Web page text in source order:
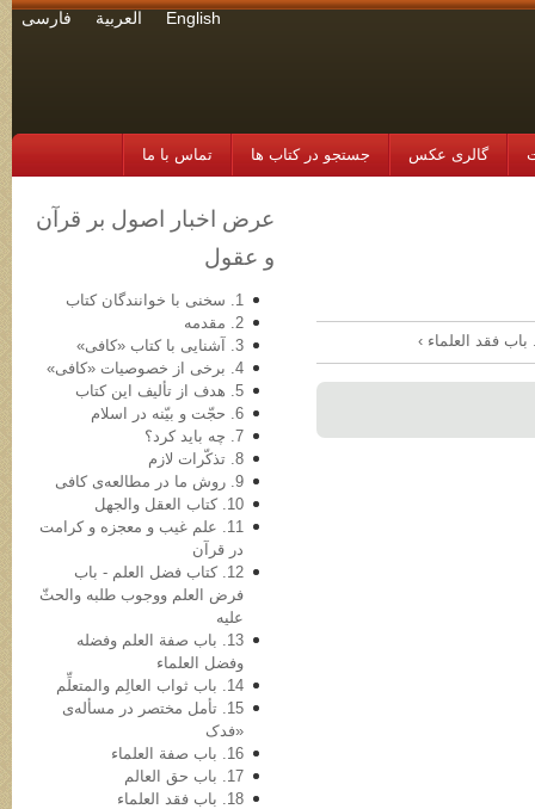
English العربية فارسی
گالری عکس جستجو در کتاب ها تماس با ما
عرض اخبار اصول بر قرآن
و عقول
1. سخنی با خوانندگان کتاب
2. مقدمه
3. آشنایی با کتاب «کافی»
4. برخی از خصوصیات «کافی»
5. هدف از تألیف این کتاب
6. حجّت و بیّنه در اسلام
7. چه باید کرد؟
8. تذکّرات لازم
9. روش ما در مطالعه‌ی کافی
10. کتاب العقل والجهل
11. علم غیب و معجزه و کرامت
در قرآن
12. کتاب فضل العلم - باب
فرض العلم ووجوب طلبه والحثّ
علیه
13. باب صفة العلم وفضله
وفضل العلماء
14. باب ثواب العالِم والمتعلِّم
15. تأمل مختصر در مسأله‌ی
«فدک
16. باب صفة العلماء
17. باب حق العالم
18. باب فقد العلماء